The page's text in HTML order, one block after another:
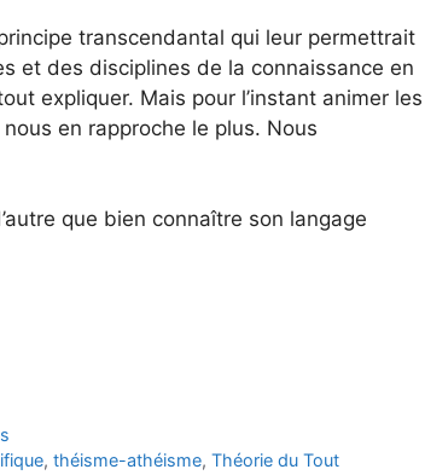
transcendantal qui leur permettrait
et des disciplines de la connaissance en
expliquer. Mais pour l’instant animer les
en rapproche le plus. Nous
que bien connaître son langage
,théisme-athéisme,Théorie du Tout